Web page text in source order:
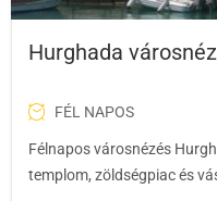
Hurghada
FÉL NAPOS
Félnapos városnézés
templom, zöldségpiac és